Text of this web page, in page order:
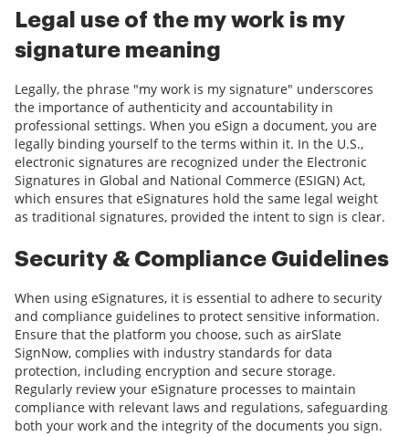
Legal use of the my work is my
signature meaning
Legally, the phrase "my work is my signature" underscores
the importance of authenticity and accountability in
professional settings. When you eSign a document, you are
legally binding yourself to the terms within it. In the U.S.,
electronic signatures are recognized under the Electronic
Signatures in Global and National Commerce (ESIGN) Act,
which ensures that eSignatures hold the same legal weight
as traditional signatures, provided the intent to sign is clear.
Security & Compliance Guidelines
When using eSignatures, it is essential to adhere to security
and compliance guidelines to protect sensitive information.
Ensure that the platform you choose, such as airSlate
SignNow, complies with industry standards for data
protection, including encryption and secure storage.
Regularly review your eSignature processes to maintain
compliance with relevant laws and regulations, safeguarding
both your work and the integrity of the documents you sign.